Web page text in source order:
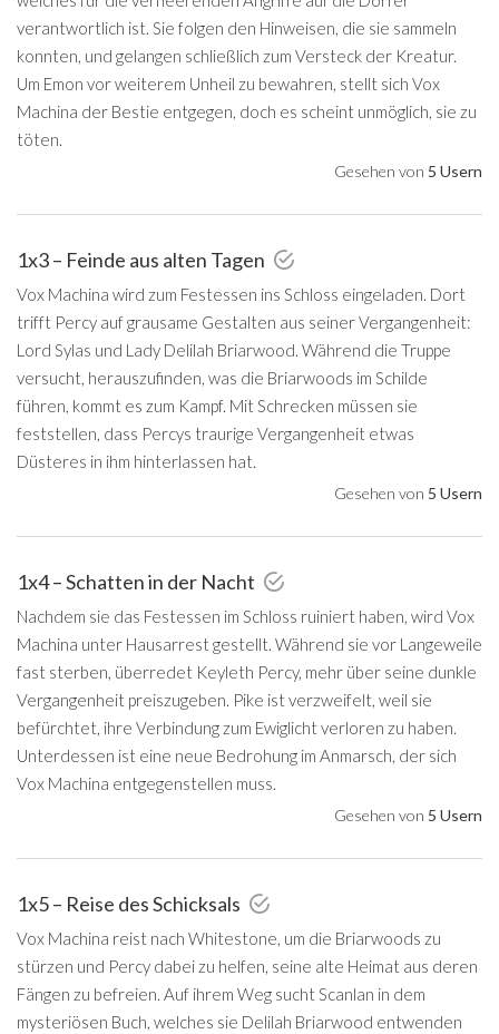
verantwortlich ist. Sie folgen den Hinweisen, die sie sammeln
konnten, und gelangen schließlich zum Versteck der Kreatur.
Um Emon vor weiterem Unheil zu bewahren, stellt sich Vox
Machina der Bestie entgegen, doch es scheint unmöglich, sie zu
töten.
Gesehen von 5 Usern
1x3 – Feinde aus alten Tagen
Vox Machina wird zum Festessen ins Schloss eingeladen. Dort
trifft Percy auf grausame Gestalten aus seiner Vergangenheit:
Lord Sylas und Lady Delilah Briarwood. Während die Truppe
versucht, herauszufinden, was die Briarwoods im Schilde
führen, kommt es zum Kampf. Mit Schrecken müssen sie
feststellen, dass Percys traurige Vergangenheit etwas
Düsteres in ihm hinterlassen hat.
Gesehen von 5 Usern
1x4 – Schatten in der Nacht
Nachdem sie das Festessen im Schloss ruiniert haben, wird Vox
Machina unter Hausarrest gestellt. Während sie vor Langeweile
fast sterben, überredet Keyleth Percy, mehr über seine dunkle
Vergangenheit preiszugeben. Pike ist verzweifelt, weil sie
befürchtet, ihre Verbindung zum Ewiglicht verloren zu haben.
Unterdessen ist eine neue Bedrohung im Anmarsch, der sich
Vox Machina entgegenstellen muss.
Gesehen von 5 Usern
1x5 – Reise des Schicksals
Vox Machina reist nach Whitestone, um die Briarwoods zu
stürzen und Percy dabei zu helfen, seine alte Heimat aus deren
Fängen zu befreien. Auf ihrem Weg sucht Scanlan in dem
mysteriösen Buch, welches sie Delilah Briarwood entwenden